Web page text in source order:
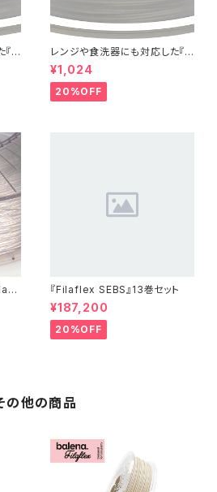
『C
5
レンジや食洗器にも対応した『C
entaur PP』：お試しサンプル 1
0M
¥1,024
20%OFF
『Filaflex SEBS』13巻セット
¥187,200
20%OFF
の他の商品